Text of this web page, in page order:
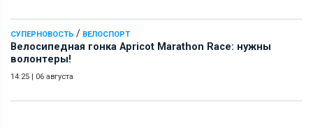
СУПЕРНОВОСТЬ / ВЕЛОСПОРТ
Велосипедная гонка Apricot Marathon Race: нужны
волонтеры!
14:25 | 06 августа